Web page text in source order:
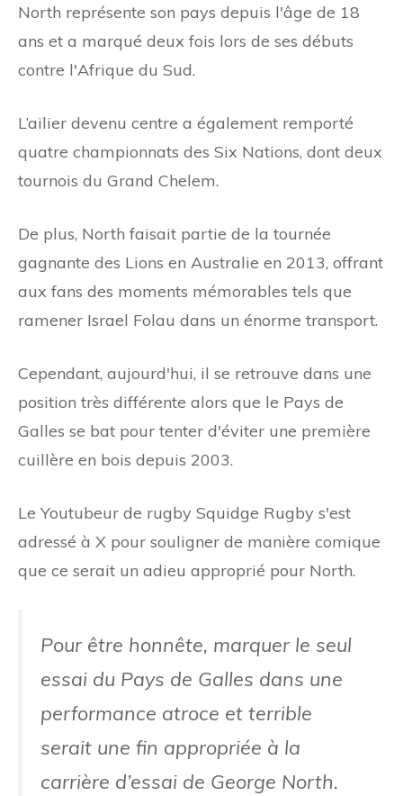
North représente son pays depuis l'âge de 18
ans et a marqué deux fois lors de ses débuts
contre l'Afrique du Sud.
L’ailier devenu centre a également remporté
quatre championnats des Six Nations, dont deux
tournois du Grand Chelem.
De plus, North faisait partie de la tournée
gagnante des Lions en Australie en 2013, offrant
aux fans des moments mémorables tels que
ramener Israel Folau dans un énorme transport.
Cependant, aujourd'hui, il se retrouve dans une
position très différente alors que le Pays de
Galles se bat pour tenter d'éviter une première
cuillère en bois depuis 2003.
Le Youtubeur de rugby Squidge Rugby s'est
adressé à X pour souligner de manière comique
que ce serait un adieu approprié pour North.
Pour être honnête, marquer le seul
essai du Pays de Galles dans une
performance atroce et terrible
serait une fin appropriée à la
carrière d’essai de George North.